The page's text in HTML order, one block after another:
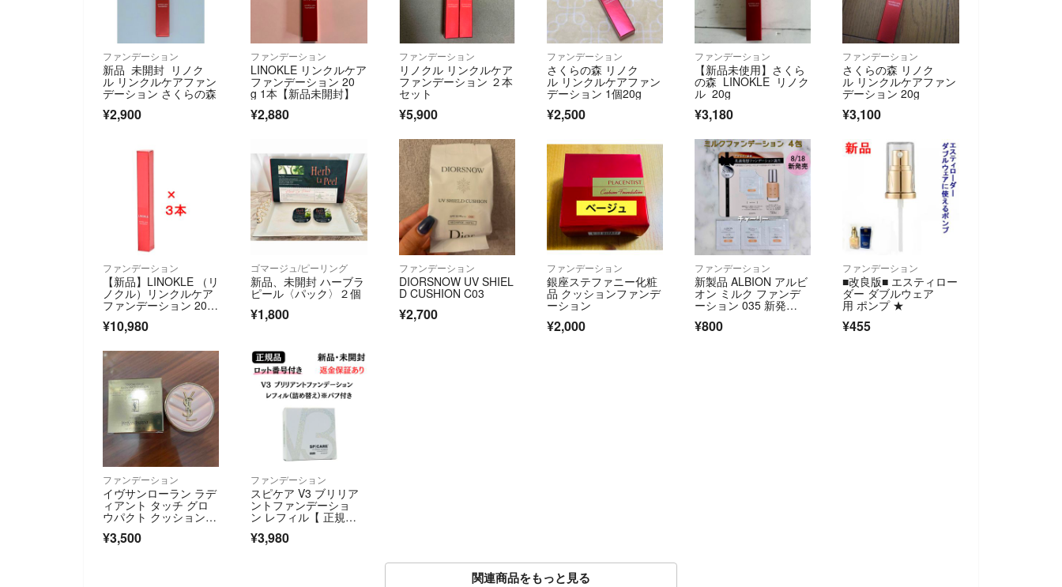
ファンデーション
新品 未開封 リノク
ル リンクルケアファン
デーション さくらの森
¥2,900
ファンデーション
LINOKLE リンクルケア
ファンデーション 20
g 1本【新品未開封】
¥2,880
ファンデーション
リノクル リンクルケア
ファンデーション ２本
セット
¥5,900
ファンデーション
さくらの森 リノク
ル リンクルケアファン
デーション 1個20g
¥2,500
ファンデーション
【新品未使用】さくら
の森 LINOKLE リノク
ル 20g
¥3,180
ファンデーション
さくらの森 リノク
ル リンクルケアファン
デーション 20g
¥3,100
ファンデーション
【新品】LINOKLE （リ
ノクル）リンクルケア
ファンデーション 20g
¥10,980
ゴマージュ/ピーリング
新品、未開封 ハーブラ
ピール〈パック〉２個
¥1,800
ファンデーション
DIORSNOW UV SHIEL
D CUSHION C03
¥2,700
ファンデーション
銀座ステファニー化粧
品 クッションファンデ
ーション
¥2,000
ファンデーション
新製品 ALBION アルビ
オン ミルク ファンデ
ーション 035 新発
ル コスメ 日中用乳液 4
¥800
ファンデーション
■改良版■ エスティロー
ダー ダブルウェア
用 ポンプ ★
¥455
ファンデーション
イヴサンローラン ラデ
ィアント タッチ グロ
ウパクト クッション B
¥3,500
ファンデーション
スピケア V3 ブリリア
ントファンデーショ
ン レフィル【 正規
リアルナンバー付 QR
¥3,980
関連商品をもっと見る